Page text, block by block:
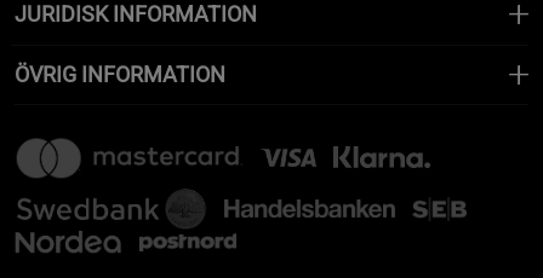
JURIDISK INFORMATION
ÖVRIG INFORMATION